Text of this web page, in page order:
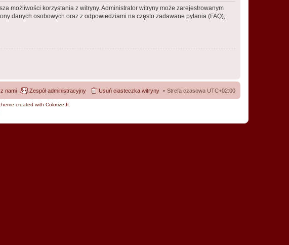
możliwości korzystania z witryny. Administrator witryny może zarejestrowanym
danych osobowych oraz z odpowiedziami na często zadawane pytania (FAQ),
Strefa czasowa UTC+02:00
Usuń ciasteczka witryny
Zespół administracyjny
nami
created with Colorize It